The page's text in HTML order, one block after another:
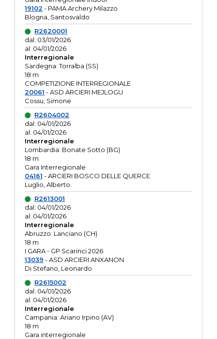
19102 - PAMA Archery Milazzo
Blogna, Santosvaldo
R2620001
dal: 03/01/2026
al: 04/01/2026
Interregionale
Sardegna: Torralba (SS)
18 m
COMPETIZIONE INTERREGIONALE
20061 - ASD ARCIERI MEJLOGU
Cossu, Simone
R2604002
dal: 04/01/2026
al: 04/01/2026
Interregionale
Lombardia: Bonate Sotto (BG)
18 m
Gara Interregionale
04161 - ARCIERI BOSCO DELLE QUERCE
Luglio, Alberto
R2613001
dal: 04/01/2026
al: 04/01/2026
Interregionale
Abruzzo: Lanciano (CH)
18 m
I GARA - GP Scarinci 2026
13039 - ASD ARCIERI ANXANON
Di Stefano, Leonardo
R2615002
dal: 04/01/2026
al: 04/01/2026
Interregionale
Campania: Ariano Irpino (AV)
18 m
Gara interregionale